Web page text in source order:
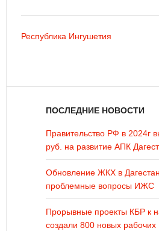
Республика Ингушетия
ПОСЛЕДНИЕ НОВОСТИ
Правительство РФ в 2024г
руб. на развитие АПК
Обновление ЖКХ в
проблемные вопросы ИЖС
Прорывные проекты КБР к
создали 800 новых рабочих